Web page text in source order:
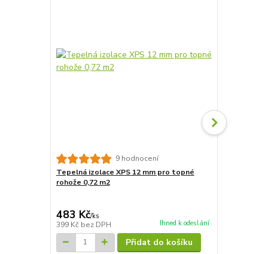
9 hodnocení
Tepelná izolace XPS 12 mm pro topné
rohože 0,72 m2
483 Kč/ks
399 Kč bez DPH Ihned k odeslání
Přidat do košíku